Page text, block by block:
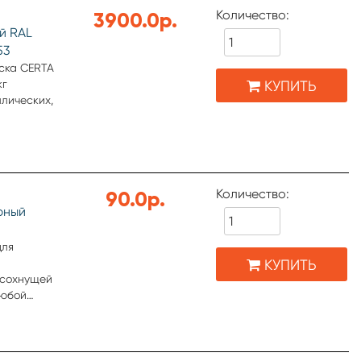
RAL
CERTA
3900.0р. Количество:
КУПИТЬ
90.0р. Количество:
КУПИТЬ